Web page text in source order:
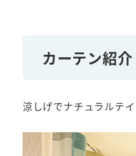
カーテン紹介
涼しげでナチュラルテ